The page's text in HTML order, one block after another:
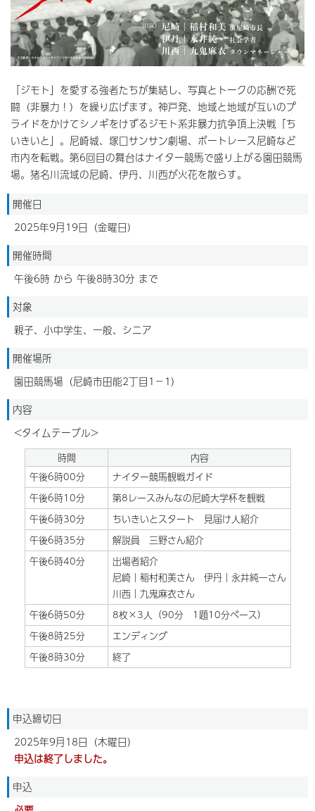
「ジモト」を愛する強者たちが集結し、写真とトークの応酬で死
闘（非暴力！）を繰り広げます。神戸発、地域と地域が互いのプ
ライドをかけてシノギをけずるジモト系非暴力抗争頂上決戦「ち
いきいと」。尼崎城、塚口サンサン劇場、ボートレース尼崎など
市内を転戦。第6回目の舞台はナイター競馬で盛り上がる園田競馬
場。猪名川流域の尼崎、伊丹、川西が火花を散らす。
開催日
2025年9月19日（金曜日）
開催時間
午後6時 から 午後8時30分 まで
対象
親子、小中学生、一般、シニア
開催場所
園田競馬場（尼崎市田能2丁目1－1）
内容
<タイムテーブル>
時間
内容
午後6時00分
ナイター競馬観戦ガイド
午後6時10分
第8レースみんなの尼崎大学杯を観戦
午後6時30分
ちいきいとスタート 見届け人紹介
午後6時35分
解説員 三野さん紹介
午後6時40分
出場者紹介
尼崎｜稲村和美さん 伊丹｜永井純一さん
川西｜九鬼麻衣さん
午後6時50分
8枚×3人（90分 1題10分ペース）
午後8時25分
エンディング
午後8時30分
終了
申込締切日
2025年9月18日（木曜日）
申込は終了しました。
申込